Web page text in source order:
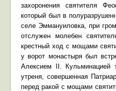
захоронения святителя
который был в
селе Эммануиловка, при
отслужен молебен
крестный ход с мощами
у ворот монастыря был
Алексием II. Кульминацией
утреня, совершенная
перед ракой с мощами